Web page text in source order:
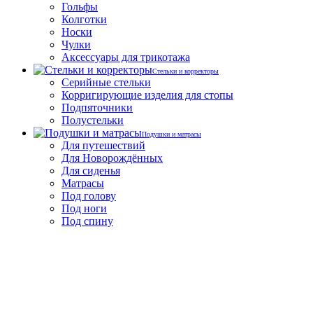
Гольфы
Колготки
Носки
Чулки
Аксессуары для трикотажа
Стельки и корректоры
Серийные стельки
Корригирующие изделия для стопы
Подпяточники
Полустельки
Подушки и матрасы
Для путешествий
Для Новорождённых
Для сиденья
Матрасы
Под голову
Под ноги
Под спину